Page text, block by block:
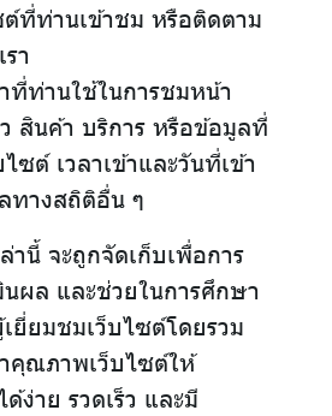
ที่ท่านเข้าชม หรือติดตาม
า
ท่านใช้ในการชมหน้า
สินค้า บริการ หรือข้อมูลที่
ซต์ เวลาเข้าและวันที่เข้า
ทางสถิติอื่น ๆ
านี้ จะถูกจัดเก็บเพื่อการ
นผล และช่วยในการศึกษา
ยี่ยมชมเว็บไซต์โดยรวม
คุณภาพเว็บไซต์ให้
ง่าย รวดเร็ว และมี